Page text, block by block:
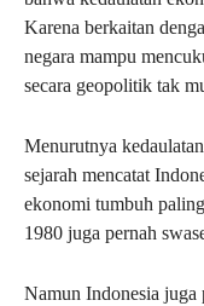
Karena berkaitan
negara mampu
secara geopolitik tak
Menurutnya
sejarah mencatat
ekonomi tumbuh
1980 juga pernah
Namun Indonesia